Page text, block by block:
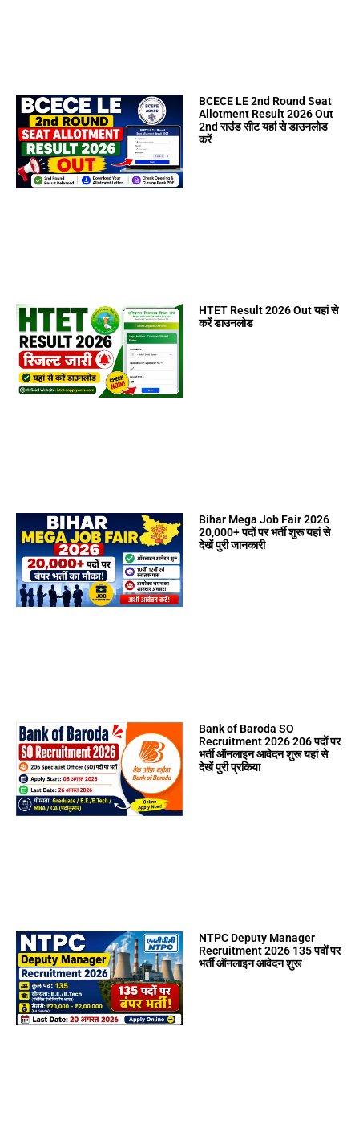
BCECE LE 2nd Round Seat
Allotment Result 2026 Out
2nd राउंड सीट यहां से डाउनलोड
करें
HTET Result 2026 Out यहां से
करें डाउनलोड
Bihar Mega Job Fair 2026
20,000+ पदों पर भर्ती शुरू यहां से
देखें पुरी जानकारी
Bank of Baroda SO
Recruitment 2026 206 पदों पर
भर्ती ऑनलाइन आवेदन शुरू यहां से
देखें पुरी प्रकिया
NTPC Deputy Manager
Recruitment 2026 135 पदों पर
भर्ती ऑनलाइन आवेदन शुरू